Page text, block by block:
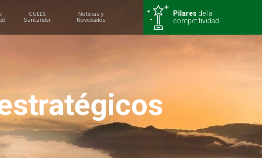
Pilares de la
competitividad
CUEES
Santander
Noticias y
Novedades